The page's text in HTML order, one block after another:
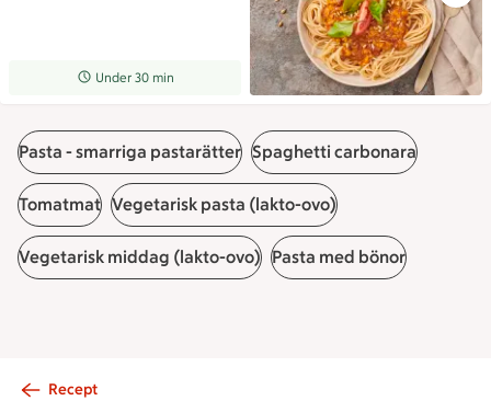
Receptet tar Under 30 min att tillaga
Under 30 min
Pasta - smarriga pastarätter Spaghetti carbonara
Tomatmat Vegetarisk pasta (lakto-ovo)
Vegetarisk middag (lakto-ovo) Pasta med bönor
Recept